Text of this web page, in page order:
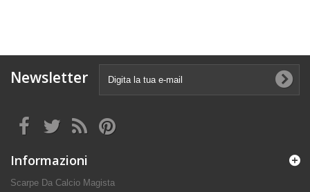
Newsletter
Informazioni
Scarpe Da Calcio Magista